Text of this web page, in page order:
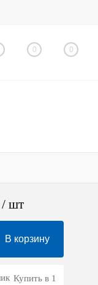
0 0
/ шт
В корзину
Купить в 1